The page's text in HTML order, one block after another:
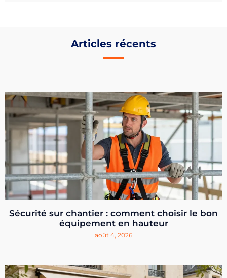
Articles récents
Sécurité sur chantier : comment choisir le bon
équipement en hauteur
août 4, 2026